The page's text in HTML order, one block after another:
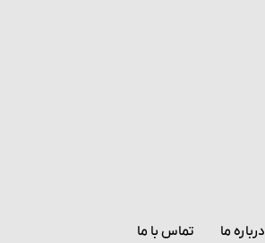
درباره ما تماس با ما